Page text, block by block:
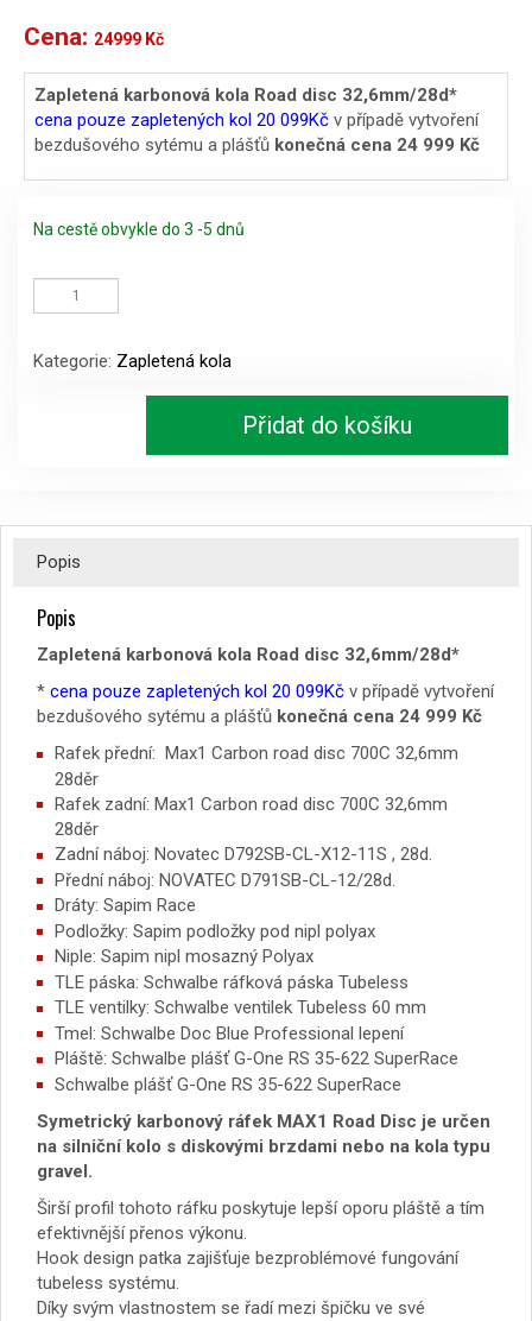
Cena: 24999 Kč
Zapletená karbonová kola Road disc 32,6mm/28d*
cena pouze zapletených kol 20 099Kč v případě vytvoření
bezdušového sytému a plášťů konečná cena 24 999 Kč
Na cestě obvykle do 3 -5 dnů
karbonová
kola
disc
Kategorie: Zapletená kola
Přidat do košíku
Popis
Popis
Zapletená karbonová kola Road disc 32,6mm/28d*
* cena pouze zapletených kol 20 099Kč v případě vytvoření
bezdušového sytému a plášťů konečná cena 24 999 Kč
Rafek přední: Max1 Carbon road disc 700C 32,6mm
28děr
Rafek zadní: Max1 Carbon road disc 700C 32,6mm
28děr
Zadní náboj: Novatec D792SB-CL-X12-11S , 28d.
Přední náboj: NOVATEC D791SB-CL-12/28d.
Dráty: Sapim Race
Podložky: Sapim podložky pod nipl polyax
Niple: Sapim nipl mosazný Polyax
TLE páska: Schwalbe ráfková páska Tubeless
TLE ventilky: Schwalbe ventilek Tubeless 60 mm
Tmel: Schwalbe Doc Blue Professional lepení
Pláště: Schwalbe plášť G-One RS 35-622 SuperRace
Schwalbe plášť G-One RS 35-622 SuperRace
Symetrický karbonový ráfek MAX1 Road Disc je určen
na silniční kolo s diskovými brzdami nebo na kola typu
gravel.
Širší profil tohoto ráfku poskytuje lepší oporu pláště a tím
efektivnější přenos výkonu.
Hook design patka zajišťuje bezproblémové fungování
tubeless systému.
Díky svým vlastnostem se řadí mezi špičku ve své